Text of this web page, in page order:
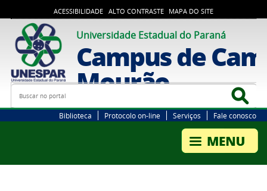
ACESSIBILIDADE ALTO CONTRASTE MAPA DO SITE
Universidade Estadual do Paraná
Campus de
Mourão
Busca
Biblioteca Protocolo on-line Serviços Fale conosco